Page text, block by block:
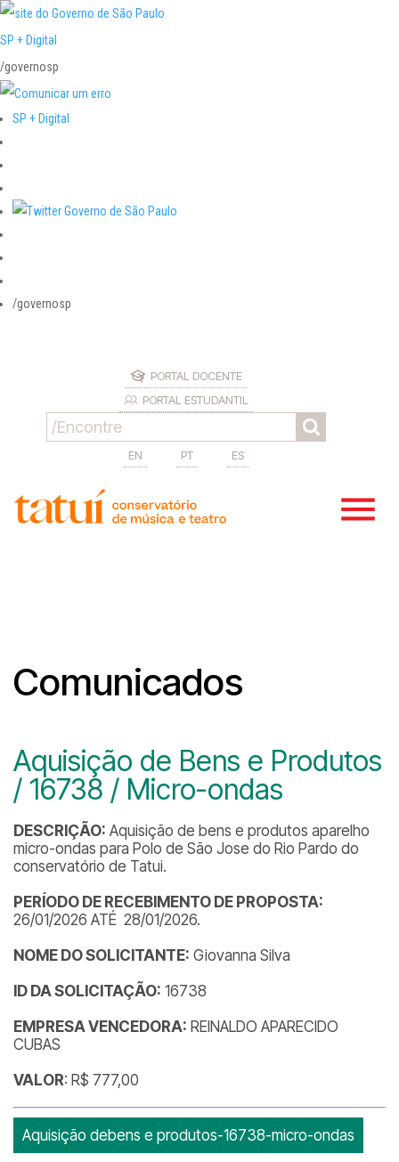
SP + Digital
/governosp
SP + Digital
/governosp
PORTAL DOCENTE
PORTAL ESTUDANTIL
EN PT ES
Comunicados
Aquisição de Bens e Produtos
/ 16738 / Micro-ondas
DESCRIÇÃO: Aquisição de bens e produtos aparelho
micro-ondas para Polo de São Jose do Rio Pardo do
conservatório de Tatui.
PERÍODO DE RECEBIMENTO DE PROPOSTA:
26/01/2026 ATÉ 28/01/2026.
NOME DO SOLICITANTE: Giovanna Silva
ID DA SOLICITAÇÃO: 16738
EMPRESA VENCEDORA: REINALDO APARECIDO
CUBAS
VALOR: R$ 777,00
Aquisição debens e produtos-16738-micro-ondas